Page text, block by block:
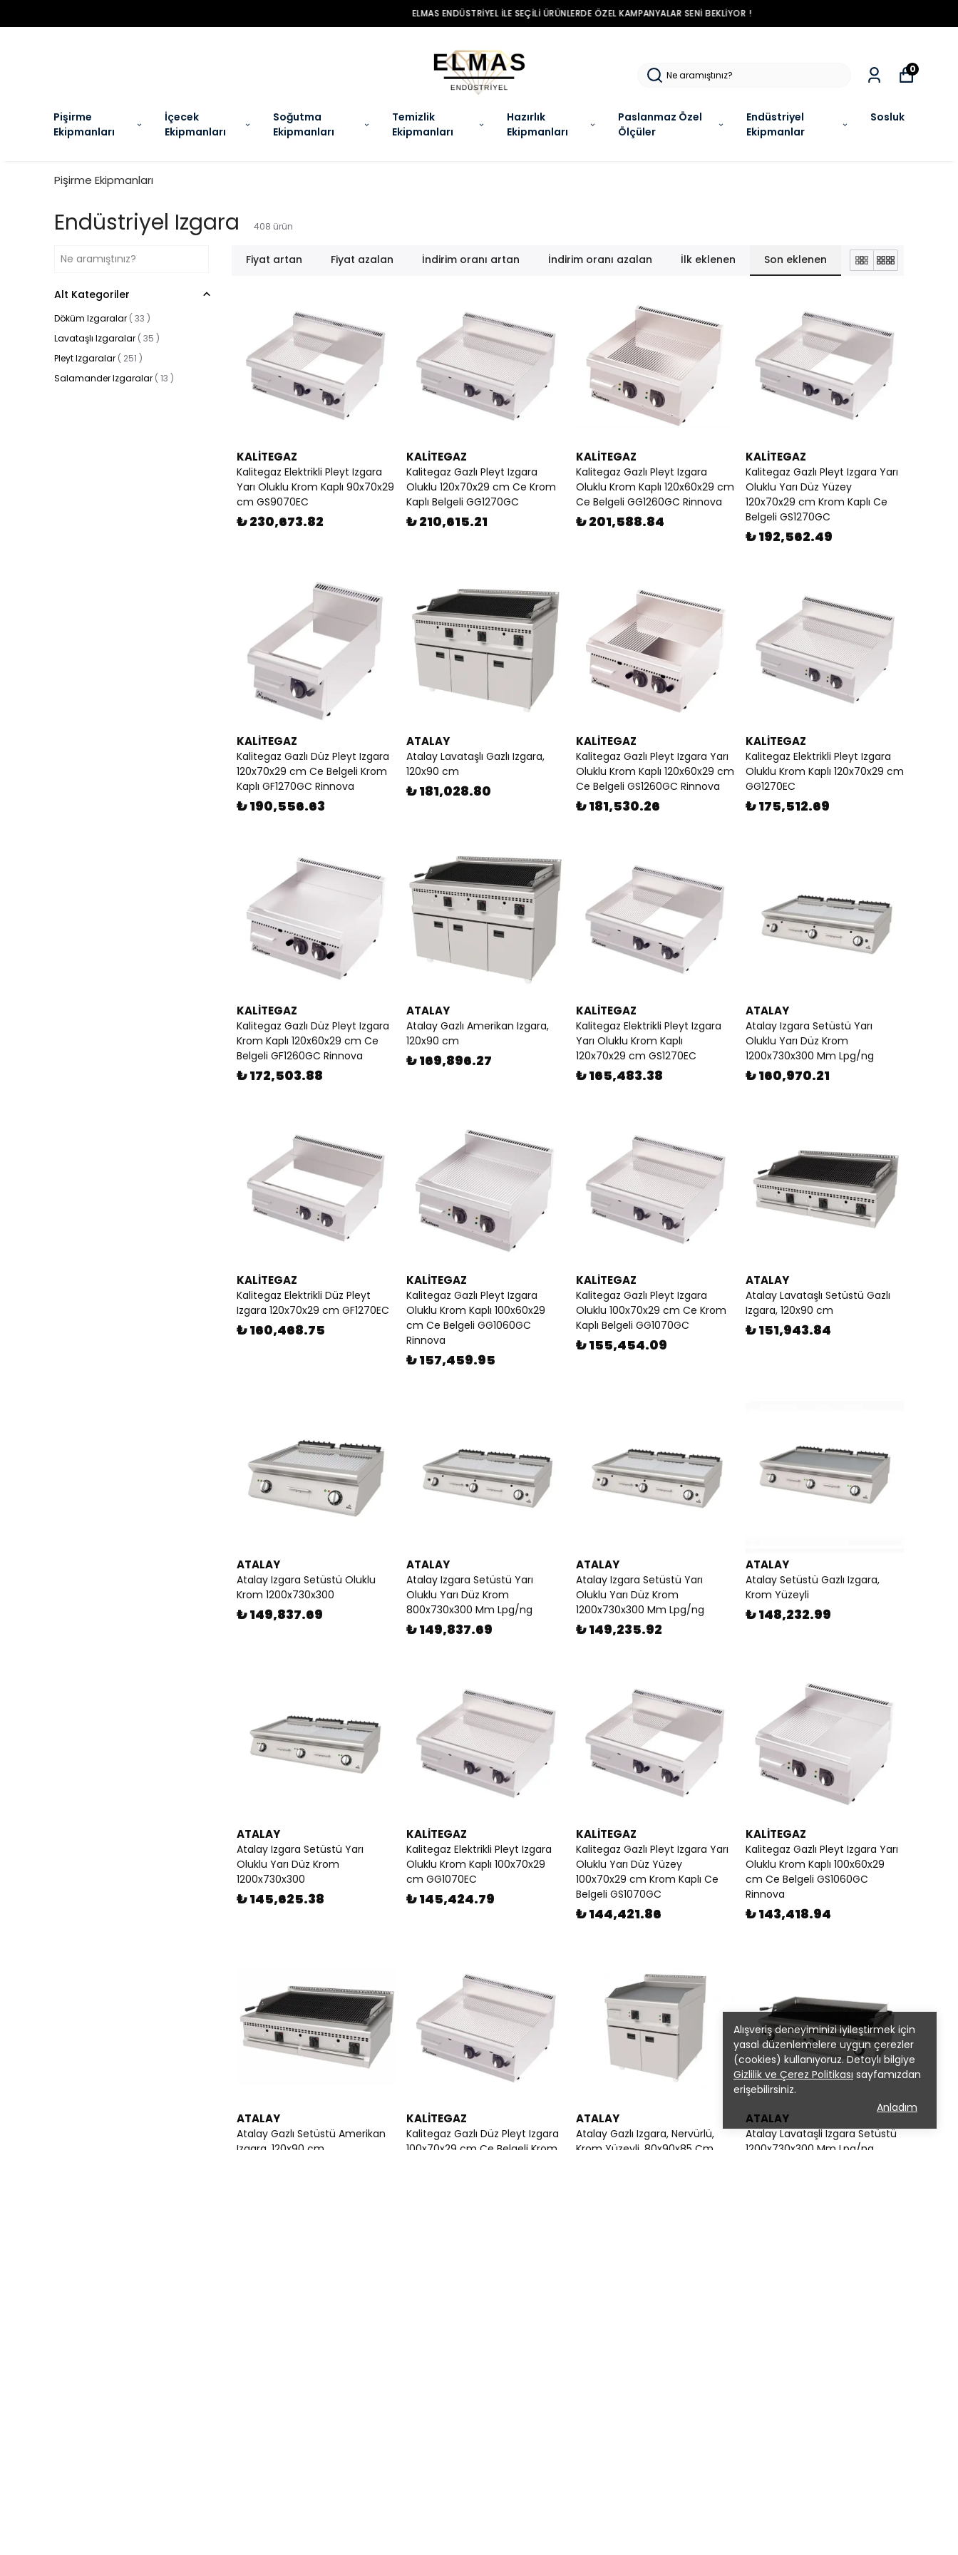
ELMAS ENDÜSTRIYEL ILE SEÇILI ÜRÜNLERDE ÖZEL KAMPANYALAR SENI BEKLIYOR !
Pişirme
Ekipmanları
İçecek
Ekipmanları
Soğutma
Ekipmanları
Temizlik
Ekipmanları
Hazırlık
Ekipmanları
Paslanmaz Özel
Ölçüler
Endüstriyel
Ekipmanlar
Sosluk
0
Alışveriş deneyiminizi iyileştirmek için
yasal düzenlemelere uygun çerezler
(cookies) kullanıyoruz. Detaylı bilgiye
Gizlilik ve Çerez Politikası sayfamızdan
erişebilirsiniz.
Anladım
Pişirme Ekipmanları
Endüstriyel Izgara 408 ürün
Fiyat artan Fiyat azalan İndirim oranı artan İndirim oranı azalan İlk eklenen Son eklenen
Alt Kategoriler
Döküm Izgaralar ( 33 )
Lavataşlı Izgaralar ( 35 )
Pleyt Izgaralar ( 251 )
Salamander Izgaralar ( 13 )
KALİTEGAZ
Kalitegaz Elektrikli Pleyt Izgara
Yarı Oluklu Krom Kaplı 90x70x29
cm GS9070EC
₺ 230,673.82
KALİTEGAZ
Kalitegaz Gazlı Pleyt Izgara
Oluklu 120x70x29 cm Ce Krom
Kaplı Belgeli GG1270GC
₺ 210,615.21
KALİTEGAZ
Kalitegaz Gazlı Pleyt Izgara
Oluklu Krom Kaplı 120x60x29 cm
Ce Belgeli GG1260GC Rinnova
₺ 201,588.84
KALİTEGAZ
Kalitegaz Gazlı Pleyt Izgara Yarı
Oluklu Yarı Düz Yüzey
120x70x29 cm Krom Kaplı Ce
Belgeli GS1270GC
₺ 192,562.49
KALİTEGAZ
Kalitegaz Gazlı Düz Pleyt Izgara
120x70x29 cm Ce Belgeli Krom
Kaplı GF1270GC Rinnova
₺ 190,556.63
ATALAY
Atalay Lavataşlı Gazlı Izgara,
120x90 cm
₺ 181,028.80
KALİTEGAZ
Kalitegaz Gazlı Pleyt Izgara Yarı
Oluklu Krom Kaplı 120x60x29 cm
Ce Belgeli GS1260GC Rinnova
₺ 181,530.26
KALİTEGAZ
Kalitegaz Elektrikli Pleyt Izgara
Oluklu Krom Kaplı 120x70x29 cm
GG1270EC
₺ 175,512.69
KALİTEGAZ
Kalitegaz Gazlı Düz Pleyt Izgara
Krom Kaplı 120x60x29 cm Ce
Belgeli GF1260GC Rinnova
₺ 172,503.88
ATALAY
Atalay Gazlı Amerikan Izgara,
120x90 cm
₺ 169,896.27
KALİTEGAZ
Kalitegaz Elektrikli Pleyt Izgara
Yarı Oluklu Krom Kaplı
120x70x29 cm GS1270EC
₺ 165,483.38
ATALAY
Atalay Izgara Setüstü Yarı
Oluklu Yarı Düz Krom
1200x730x300 Mm Lpg/ng
₺ 160,970.21
KALİTEGAZ
Kalitegaz Elektrikli Düz Pleyt
Izgara 120x70x29 cm GF1270EC
₺ 160,468.75
KALİTEGAZ
Kalitegaz Gazlı Pleyt Izgara
Oluklu Krom Kaplı 100x60x29
cm Ce Belgeli GG1060GC
Rinnova
₺ 157,459.95
KALİTEGAZ
Kalitegaz Gazlı Pleyt Izgara
Oluklu 100x70x29 cm Ce Krom
Kaplı Belgeli GG1070GC
₺ 155,454.09
ATALAY
Atalay Lavataşlı Setüstü Gazlı
Izgara, 120x90 cm
₺ 151,943.84
ATALAY
Atalay Izgara Setüstü Oluklu
Krom 1200x730x300
₺ 149,837.69
ATALAY
Atalay Izgara Setüstü Yarı
Oluklu Yarı Düz Krom
800x730x300 Mm Lpg/ng
₺ 149,837.69
ATALAY
Atalay Izgara Setüstü Yarı
Oluklu Yarı Düz Krom
1200x730x300 Mm Lpg/ng
₺ 149,235.92
ATALAY
Atalay Setüstü Gazlı Izgara,
Krom Yüzeyli
₺ 148,232.99
ATALAY
Atalay Izgara Setüstü Yarı
Oluklu Yarı Düz Krom
1200x730x300
₺ 145,625.38
KALİTEGAZ
Kalitegaz Elektrikli Pleyt Izgara
Oluklu Krom Kaplı 100x70x29
cm GG1070EC
₺ 145,424.79
KALİTEGAZ
Kalitegaz Gazlı Pleyt Izgara Yarı
Oluklu Yarı Düz Yüzey
100x70x29 cm Krom Kaplı Ce
Belgeli GS1070GC
₺ 144,421.86
KALİTEGAZ
Kalitegaz Gazlı Pleyt Izgara Yarı
Oluklu Krom Kaplı 100x60x29
cm Ce Belgeli GS1060GC
Rinnova
₺ 143,418.94
ATALAY
Atalay Gazlı Setüstü Amerikan
Izgara, 120x90 cm
KALİTEGAZ
Kalitegaz Gazlı Düz Pleyt Izgara
100x70x29 cm Ce Belgeli Krom
ATALAY
Atalay Gazlı Izgara, Nervürlü,
Krom Yüzeyli, 80x90x85 Cm
ATALAY
Atalay Lavataşli Izgara Setüstü
1200x730x300 Mm Lpg/ng